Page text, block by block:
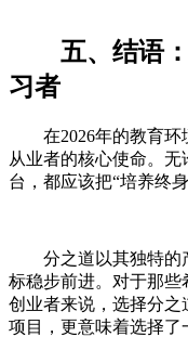
五、结语
习者
在2026年的教育
从业者的核心使命。
台，都应该把“培养终
分之道以其独特的
标稳步前进。对于那
创业者来说，选择分
项目，更意味着选择